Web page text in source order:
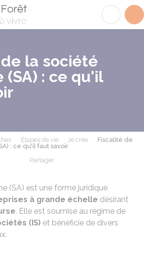
la société
(SA) : ce qu'il
Étapes de vie Je crée
Fiscalité de
: ce qu'il faut savoir
Partager
(SA) est une forme juridique
à grande échelle désirant
. Elle est soumise au régime de
(IS) et bénéficie de divers